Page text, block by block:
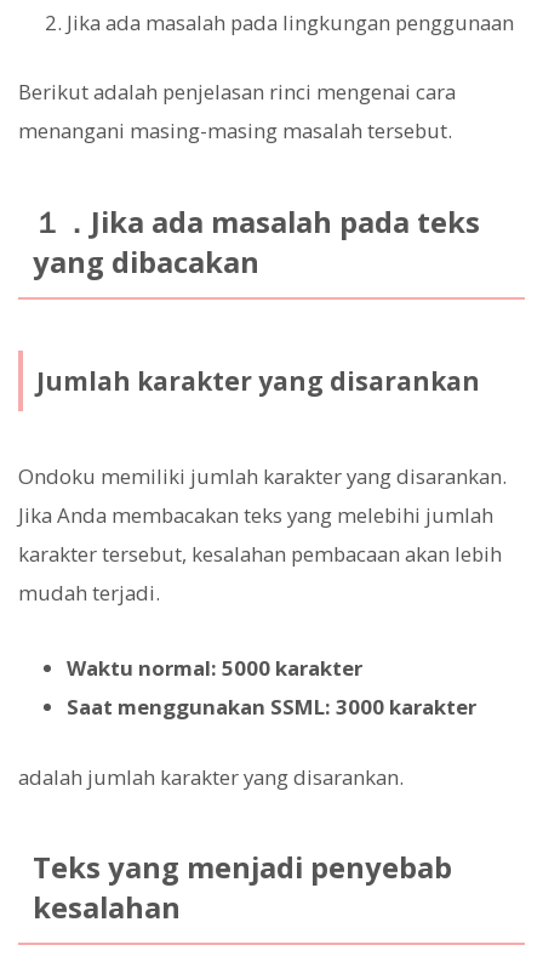
Jika ada masalah pada lingkungan penggunaan
Berikut adalah penjelasan rinci mengenai cara
menangani masing-masing masalah tersebut.
１．Jika ada masalah pada teks
yang dibacakan
Jumlah karakter yang disarankan
Ondoku memiliki jumlah karakter yang disarankan.
Jika Anda membacakan teks yang melebihi jumlah
karakter tersebut, kesalahan pembacaan akan lebih
mudah terjadi.
Waktu normal: 5000 karakter
Saat menggunakan SSML: 3000 karakter
adalah jumlah karakter yang disarankan.
Teks yang menjadi penyebab
kesalahan